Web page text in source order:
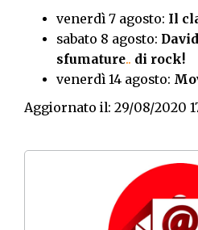
venerdì 7 agosto: Il
sabato 8 agosto:
sfumature.. di rock!
venerdì 14 agosto:
Aggiornato il: 29/08/2020